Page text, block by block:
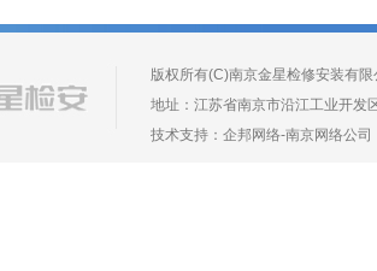
版权所有(C)南京金星检修安装有
地址：江苏省南京市沿江工业开
技术支持： 企邦网络-南京网络公司